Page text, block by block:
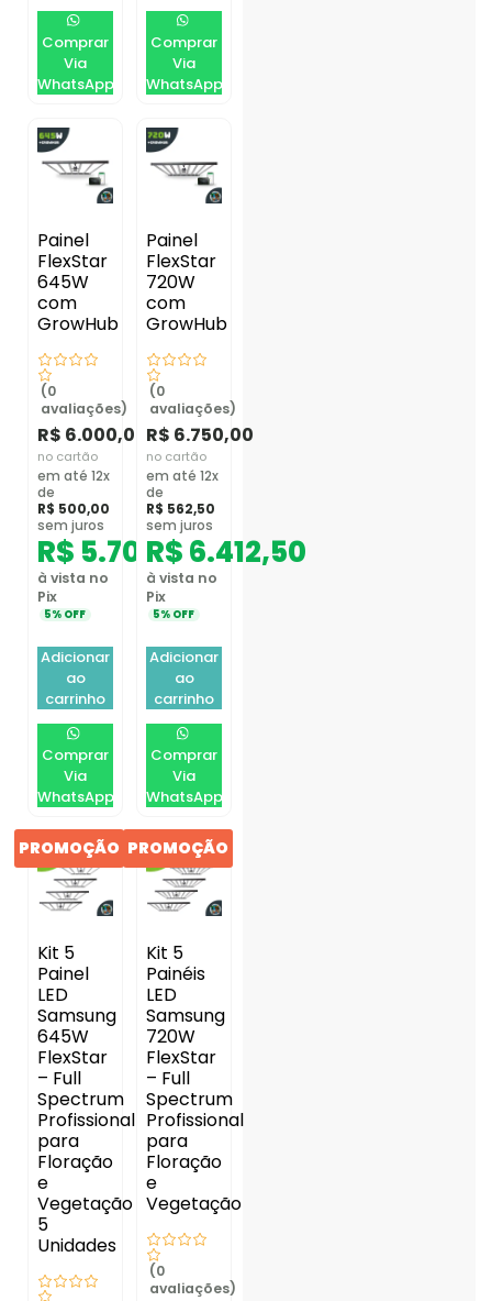
Comprar
Via
WhatsApp
Comprar
Via
WhatsApp
Painel
FlexStar
645W
com
GrowHub
(0
avaliações)
R$ 6.000,00
no cartão
em até 12x
de
R$ 500,00
sem juros
R$ 5.700,00
à vista no
Pix
5% OFF
Adicionar
ao
carrinho
Comprar
Via
WhatsApp
Painel
FlexStar
720W
com
GrowHub
(0
avaliações)
R$ 6.750,00
no cartão
em até 12x
de
R$ 562,50
sem juros
R$6.412,50
à vista no
Pix
5% OFF
Adicionar
ao
carrinho
Comprar
Via
WhatsApp
PROMOÇÃO
Kit 5
Painel
LED
Samsung
645W
FlexStar
– Full
Spectrum
Profissional
para
Floração
e
Vegetação
5
Unidades
PROMOÇÃO
Kit 5
Painéis
LED
Samsung
720W
FlexStar
– Full
Spectrum
Profissional
para
Floração
e
Vegetação
(0
avaliações)